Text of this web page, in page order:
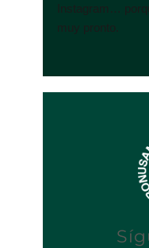
Instagram…
muy pronto.